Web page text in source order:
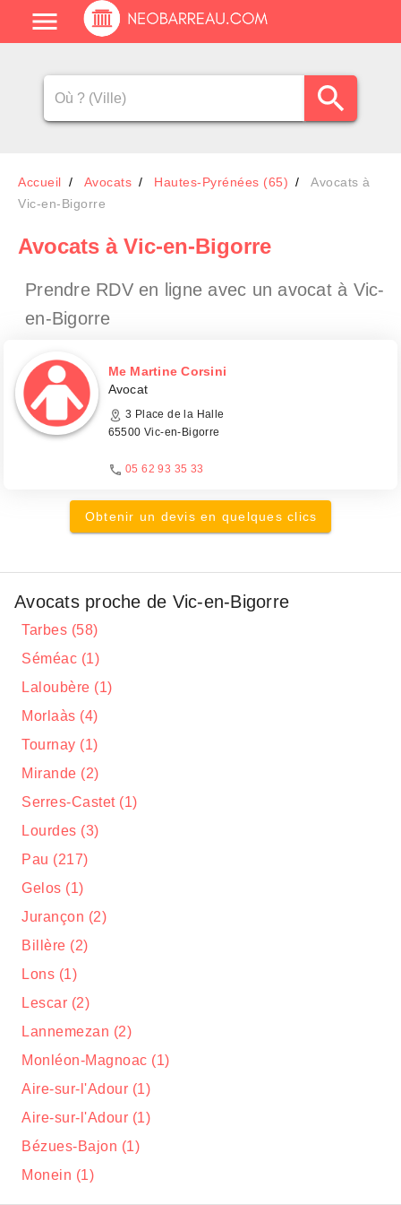
Accueil Avocats Hautes-Pyrénées (65)
Avocats à
Vic-en-Bigorre
Avocats à Vic-en-Bigorre
Prendre RDV en ligne avec un avocat à Vic-
en-Bigorre
Me Martine Corsini
Avocat
3 Place de la Halle
65500 Vic-en-Bigorre
05 62 93 35 33
Obtenir un devis en quelques clics
Avocats proche de Vic-en-Bigorre
Tarbes (58)
Séméac (1)
Laloubère (1)
Morlaàs (4)
Tournay (1)
Mirande (2)
Serres-Castet (1)
Lourdes (3)
Pau (217)
Gelos (1)
Jurançon (2)
Billère (2)
Lons (1)
Lescar (2)
Lannemezan (2)
Monléon-Magnoac (1)
Aire-sur-l'Adour (1)
Aire-sur-l'Adour (1)
Bézues-Bajon (1)
Monein (1)